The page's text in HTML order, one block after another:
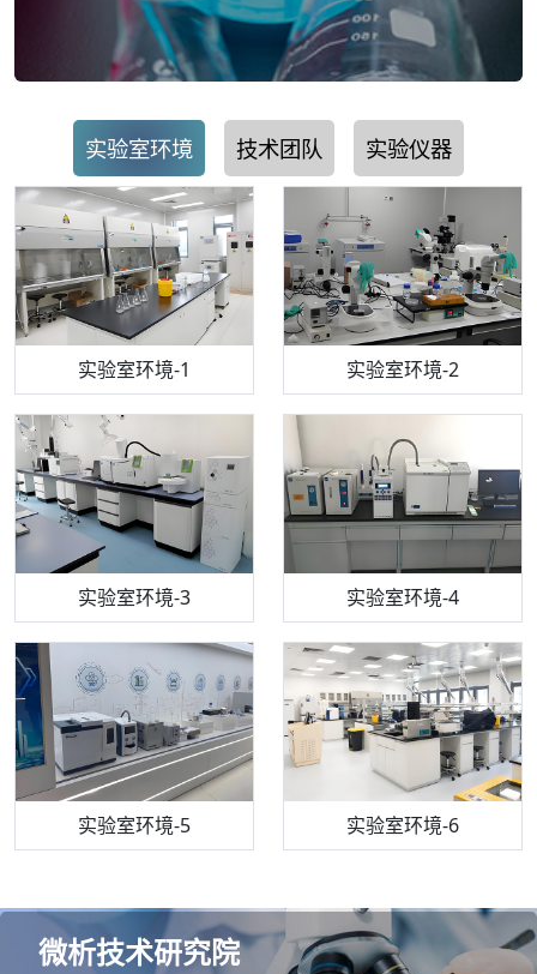
实验室环境 技术团队 实验仪器
实验室环境-1 实验室环境-2
实验室环境-3 实验室环境-4
实验室环境-5 实验室环境-6
机构质检技术员-1 机构质检技术员-2
机构质检技术员-3 机构质检技术员-4
机构质检技术员-5 机构质检技术员-6
步入式恒温恒湿试验箱 电感耦合等离子体光谱仪
高效液相色谱仪 流式细胞仪
气相色谱仪 万能力学试验仪
微析技术研究院